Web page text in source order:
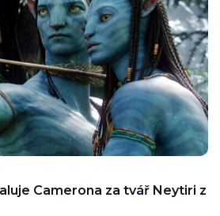
Camerona za tvář Neytiri z